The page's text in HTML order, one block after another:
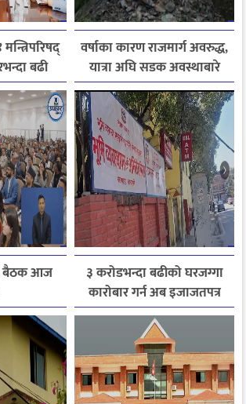
बढी
वर्षाका कारण राजमार्ग अवरुद्ध,
यात्रा अघि सडक अवस्थाबारे
जानकारी लिन आग्रह
बैठक आज
३ करोडभन्दा बढीको घरजग्गा
कारोबार गर्न अब इजाजतपत्र
अनिवार्य